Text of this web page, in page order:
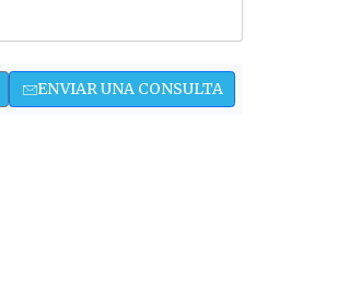
ENVIAR UNA CONSULTA